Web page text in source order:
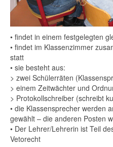
• findet in einem festgelegten
• findet im Klassenzimmer
statt
• sie besteht aus:
> zwei Schülerräten
> einem Zeitwächter und
> Protokollschreiber (schreibt
• die Klassensprecher werden
gewählt – die anderen Posten
• Der Lehrer/Lehrerin ist Teil
Vetorecht